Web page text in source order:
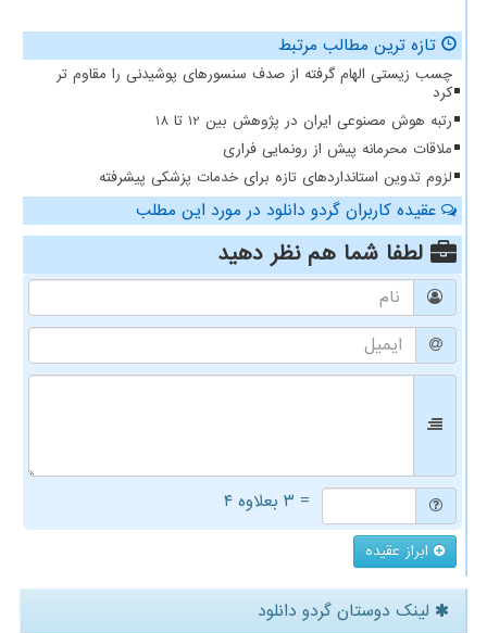
تازه ترین مطالب مرتبط
چسب زیستی الهام گرفته از صدف سنسورهای پوشیدنی را مقاوم تر
کرد
رتبه هوش مصنوعی ایران در پژوهش بین 12 تا 18
ملاقات محرمانه پیش از رونمایی فراری
لزوم تدوین استانداردهای تازه برای خدمات پزشکی پیشرفته
عقیده کاربران گردو دانلود در مورد این مطلب
لطفا شما همنظر دهید
= ۳ بعلاوه ۴
ابراز عقیده
لینک دوستان گردو دانلود